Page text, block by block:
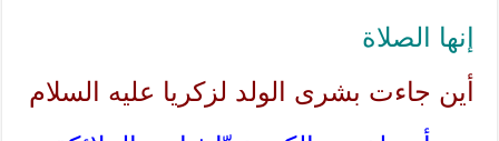
إنها الصلاة
أين جاءت بشرى الولد لزكريا عليه السلام